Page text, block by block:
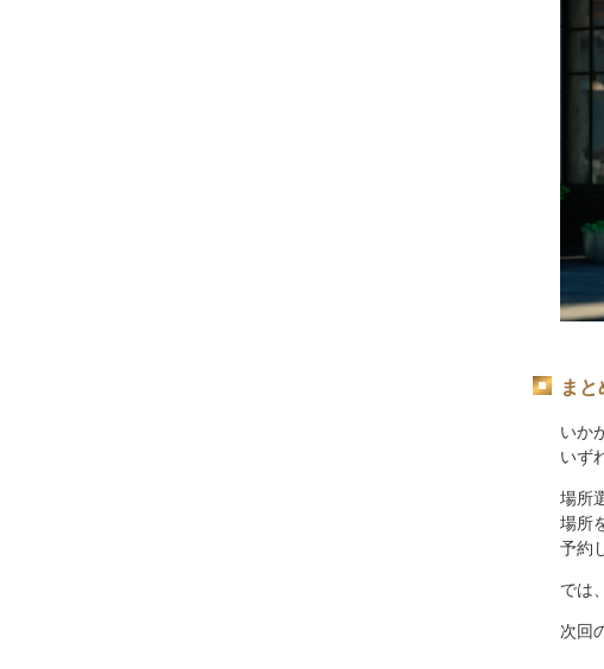
まと
いか
いず
場所
場所
予約
では
次回